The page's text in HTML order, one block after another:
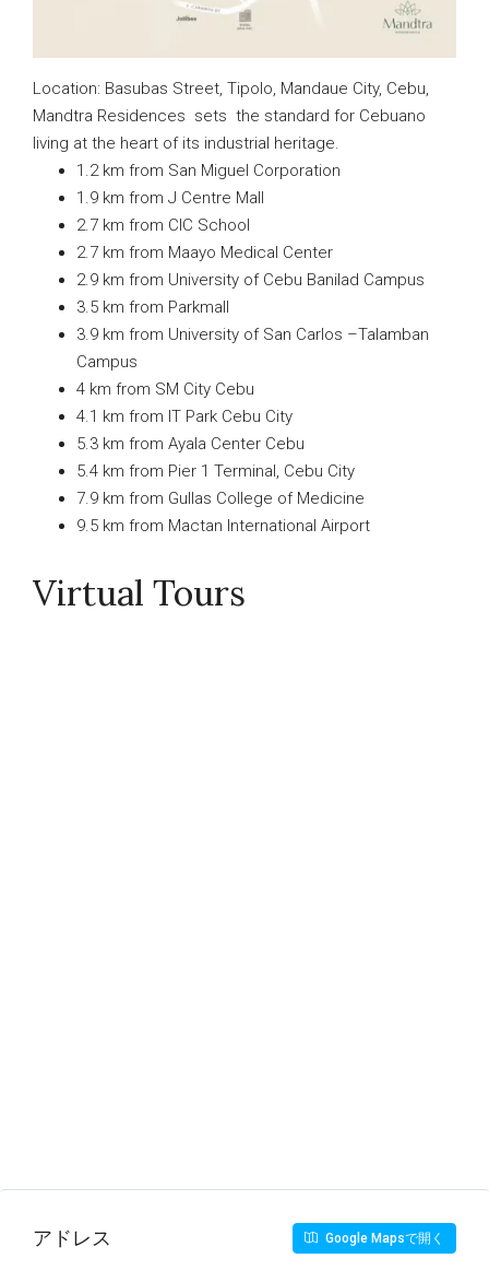
Location: Basubas Street, Tipolo, Mandaue City, Cebu,
Mandtra Residences sets the standard for Cebuano
living at the heart of its industrial heritage.
1.2 km from San Miguel Corporation
1.9 km from J Centre Mall
2.7 km from CIC School
2.7 km from Maayo Medical Center
2.9 km from University of Cebu Banilad Campus
3.5 km from Parkmall
3.9 km from University of San Carlos –Talamban
Campus
4 km from SM City Cebu
4.1 km from IT Park Cebu City
5.3 km from Ayala Center Cebu
5.4 km from Pier 1 Terminal, Cebu City
7.9 km from Gullas College of Medicine
9.5 km from Mactan International Airport
Virtual Tours
アドレス Google Mapsで開く